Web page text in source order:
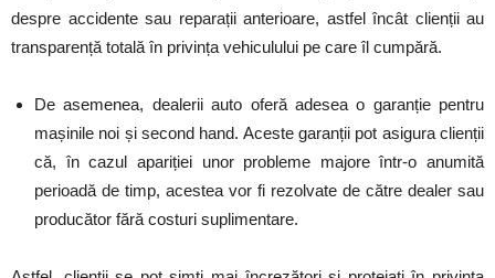
despre accidente sau reparații anterioare, astfel încât clienții au
transparență totală în privința vehiculului pe care îl cumpără.
De asemenea, dealerii auto oferă adesea o garanție pentru
mașinile noi și second hand. Aceste garanții pot asigura clienții
că, în cazul apariției unor probleme majore într-o anumită
perioadă de timp, acestea vor fi rezolvate de către dealer sau
producător fără costuri suplimentare.